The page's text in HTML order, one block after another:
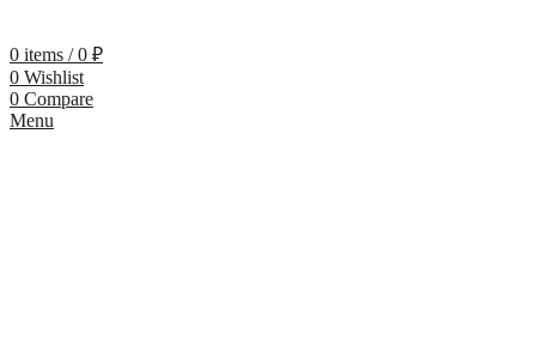
0 items / 0 ₽
0 Wishlist
0 Compare
Menu